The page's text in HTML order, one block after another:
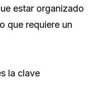
estar organizado
que requiere un
la clave